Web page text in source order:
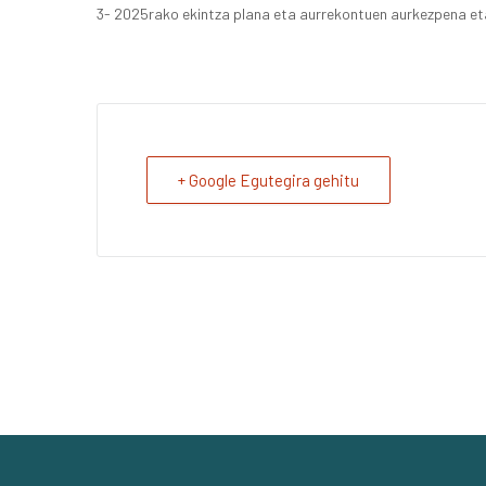
3- 2025rako ekintza plana eta aurrekontuen aurkezpena
+ Google Egutegira gehitu